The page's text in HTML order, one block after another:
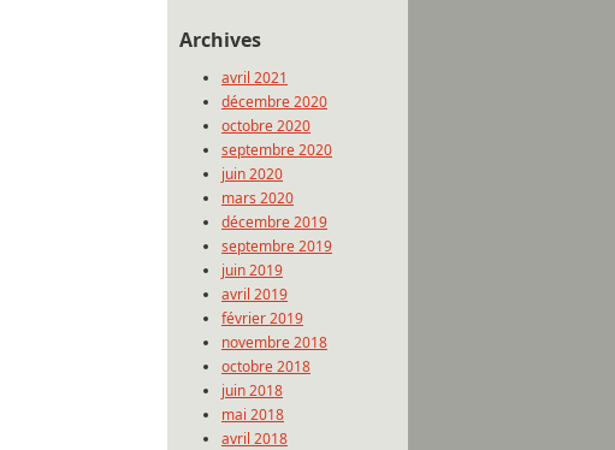
Archives
avril 2021
décembre 2020
octobre 2020
septembre 2020
juin 2020
mars 2020
décembre 2019
septembre 2019
juin 2019
avril 2019
février 2019
novembre 2018
octobre 2018
juin 2018
mai 2018
avril 2018